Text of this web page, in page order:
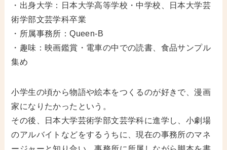
・出身大学：日本大学高等学校・中学校、日本大学芸
術学部文芸学科卒業
・所属事務所：Queen-B
・趣味：映画鑑賞・電車の中での読書、食品サンプル
集め
小学生の頃から物語や絵本をつくるのが好きで、漫画
家になりたかったという。
その後、日本大学芸術学部文芸学科に進学し、小劇場
のアルバイトなどをするうちに、現在の事務所のマネ